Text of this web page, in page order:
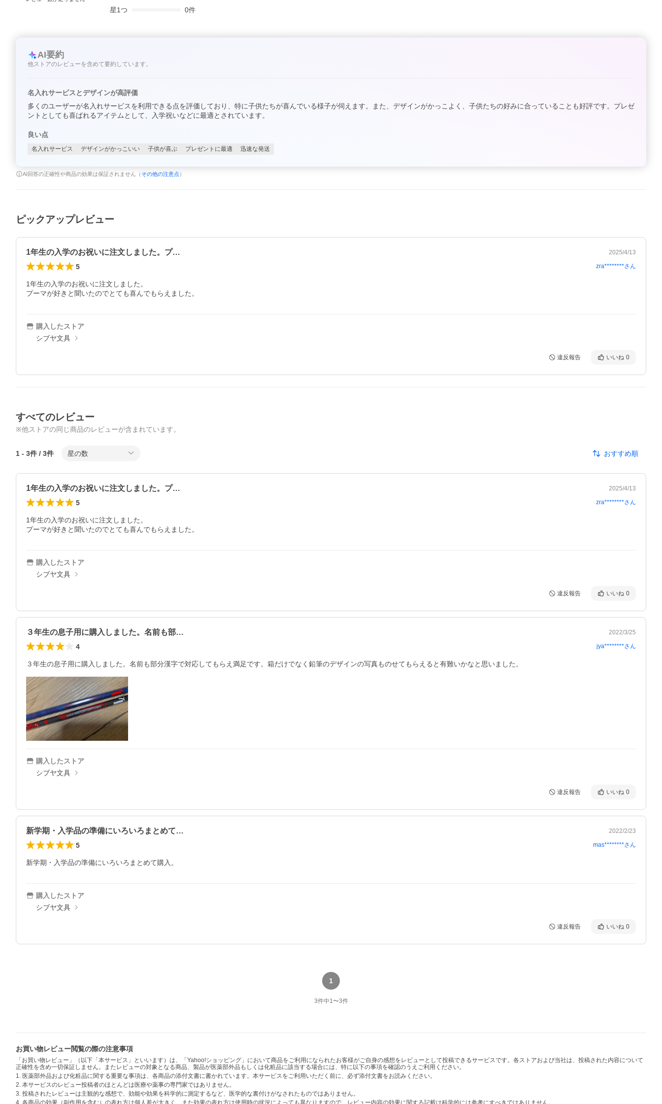
星1つ 0件
AI要約
他ストアのレビューを含めて要約しています。
名入れサービスとデザインが高評価
多くのユーザーが名入れサービスを利用できる点を評価しており、特に子供たちが喜んでいる様子が伺えます。また、デザインがかっこよく、子供たちの好みに合っていることも好評です。プレゼ
ントとしても喜ばれるアイテムとして、入学祝いなどに最適とされています。
良い点
名入れサービス デザインがかっこいい 子供が喜ぶ プレゼントに最適 迅速な発送
AI回答の正確性や商品の効果は保証されません（ その他の注意点 ）
ピックアップレビュー
1年生の入学のお祝いに注文しました。プ… 2025/4/13
5 zra********さん
1年生の入学のお祝いに注文しました。
プーマが好きと聞いたのでとても喜んでもらえました。
購入したストア
シブヤ文具
違反報告 いいね 0
すべてのレビュー
※他ストアの同じ商品のレビューが含まれています。
1 - 3件 / 3件 星の数 おすすめ順
1年生の入学のお祝いに注文しました。プ… 2025/4/13
5 zra********さん
1年生の入学のお祝いに注文しました。
プーマが好きと聞いたのでとても喜んでもらえました。
購入したストア
シブヤ文具
違反報告 いいね 0
３年生の息子用に購入しました。名前も部… 2022/3/25
4 jya********さん
３年生の息子用に購入しました。名前も部分漢字で対応してもらえ満足です。箱だけでなく鉛筆のデザインの写真ものせてもらえると有難いかなと思いました。
購入したストア
シブヤ文具
違反報告 いいね 0
新学期・入学品の準備にいろいろまとめて… 2022/2/23
5 mas********さん
新学期・入学品の準備にいろいろまとめて購入。
購入したストア
シブヤ文具
違反報告 いいね 0
1
3件中1〜3件
お買い物レビュー閲覧の際の注意事項
「お買い物レビュー」（以下「本サービス」といいます）は、「Yahoo!ショッピング」において商品をご利用になられたお客様がご自身の感想をレビューとして投稿できるサービスです。各ストアおよび当社は、投稿された内容について
正確性を含め一切保証しません。またレビューの対象となる商品、製品が医薬部外品もしくは化粧品に該当する場合には、特に以下の事項を確認のうえご利用ください。
1. 医薬部外品および化粧品に関する重要な事項は、各商品の添付文書に書かれています。本サービスをご利用いただく前に、必ず添付文書をお読みください。
2. 本サービスのレビュー投稿者のほとんどは医療や薬事の専門家ではありません。
3. 投稿されたレビューは主観的な感想で、効能や効果を科学的に測定するなど、医学的な裏付けがなされたものではありません。
4. 各商品の効果（副作用を含む）の表れ方は個人差が大きく、また効果の表れ方は使用時の状況によっても異なりますので、レビュー内容の効果に関する記載は科学的には参考にすべきではありません。